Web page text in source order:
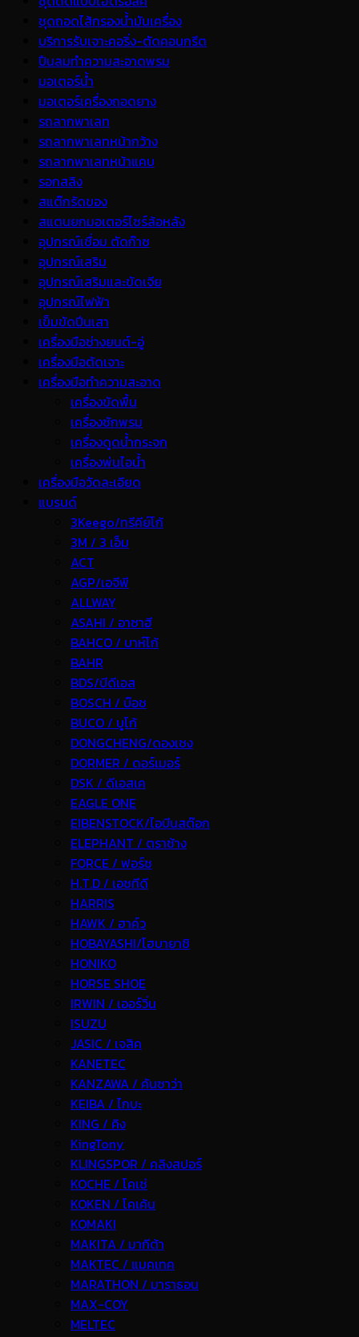
ชุดถอดไส้กรองน้ำมันเครื่อง
บริการรับเจาะคอริ่ง-ตัดคอนกรีต
ปืนลมทำความสะอาดพรม
มอเตอร์น้ำ
มอเตอร์เครื่องถอดยาง
รถลากพาเลท
รถลากพาเลทหน้ากว้าง
รถลากพาเลทหน้าแคบ
รอกสลิง
สแต๊กรัดของ
สแตนยกมอเตอร์ไซร์ล้อหลัง
อุปกรณ์เชื่อม ตัดก๊าซ
อุปกรณ์เสริม
อุปกรณ์เสริมและขัดเจีย
อุปกรณ์ไฟฟ้า
เข็มขัดปีนเสา
เครื่องมือช่างยนต์-อู่
เครื่องมือตัดเจาะ
เครื่องมือทำความสะอาด
เครื่องขัดพื้น
เครื่องซักพรม
เครื่องดูดน้ำกระจก
เครื่องพ่นไอน้ำ
เครื่องมือวัดละเอียด
แบรนด์
3Keego/ทรีคีย์โก้
3M / 3 เอ็ม
ACT
AGP/เอจีพี
ALLWAY
ASAHI / อาซาฮี
BAHCO / บาห์โก้
BAHR
BDS/บีดีเอส
BOSCH / บ๊อช
BUCO / บูโก้
DONGCHENG/ดองเชง
DORMER / ดอร์เมอร์
DSK / ดีเอสเค
EAGLE ONE
EIBENSTOCK/ไอบีนสต๊อก
ELEPHANT / ตราช้าง
FORCE / ฟอร์ช
H.T.D / เอชทีดี
HARRIS
HAWK / ฮาค์ว
HOBAYASHI/โฮบายาชิ
HONIKO
HORSE SHOE
IRWIN / เออร์วิ่น
ISUZU
JASIC / เจสิค
KANETEC
KANZAWA / คันซาว่า
KEIBA / ไกบะ
KING / คิง
KingTony
KLINGSPOR / คลิงสปอร์
KOCHE / โคเช่
KOKEN / โคเค้น
KOMAKI
MAKITA / มากีต้า
MAKTEC / แมคเทค
MARATHON / มาราธอน
MAX-COY
MELTEC